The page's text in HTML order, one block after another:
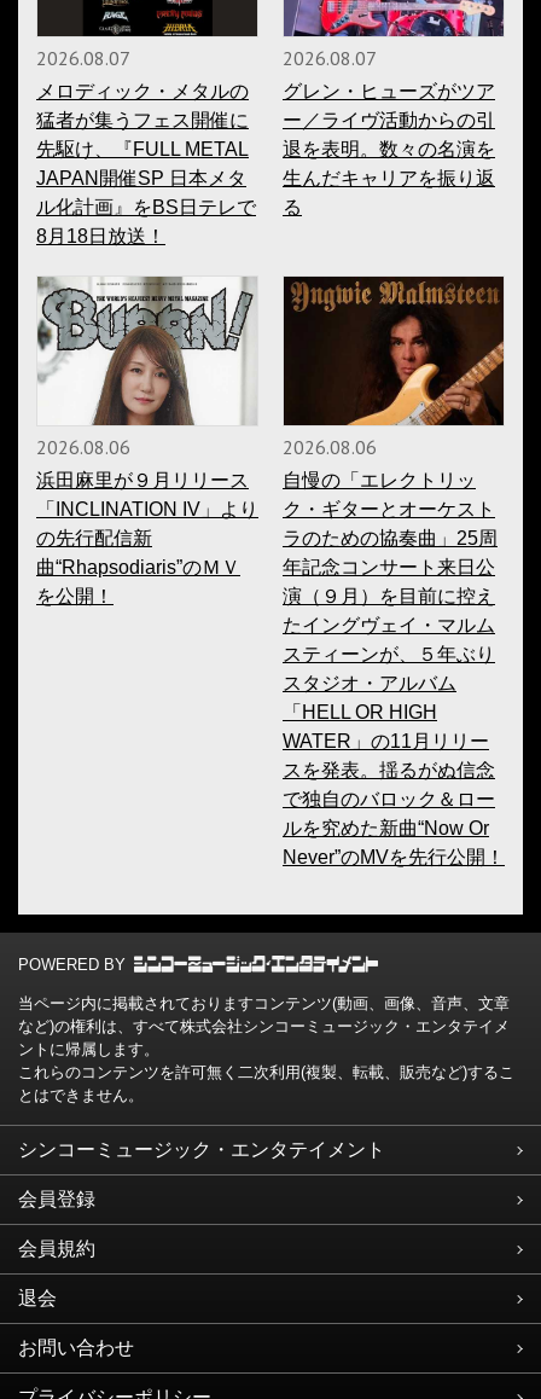
2026.08.07
メロディック・メタルの
猛者が集うフェス開催に
先駆け、『FULL METAL
JAPAN開催SP 日本メタ
ル化計画』をBS日テレで
8月18日放送！
2026.08.07
グレン・ヒューズがツア
ー／ライヴ活動からの引
退を表明。数々の名演を
生んだキャリアを振り返
る
2026.08.06
浜田麻里が９月リリース
「INCLINATION IV」より
の先行配信新
曲“Rhapsodiaris”のＭＶ
を公開！
2026.08.06
自慢の「エレクトリッ
ク・ギターとオーケスト
ラのための協奏曲」25周
年記念コンサート来日公
演（９月）を目前に控え
たイングヴェイ・マルム
スティーンが、５年ぶり
スタジオ・アルバム
「HELL OR HIGH
WATER」の11月リリー
スを発表。揺るがぬ信念
で独自のバロック＆ロー
ルを究めた新曲“Now Or
Never”のMVを先行公開！
POWERED BY
当ページ内に掲載されておりますコンテンツ(動画、画像、音声、文章
など)の権利は、すべて株式会社シンコーミュージック・エンタテイメ
ントに帰属します。
これらのコンテンツを許可無く二次利用(複製、転載、販売など)するこ
とはできません。
シンコーミュージック・エンタテイメント
会員登録
会員規約
退会
お問い合わせ